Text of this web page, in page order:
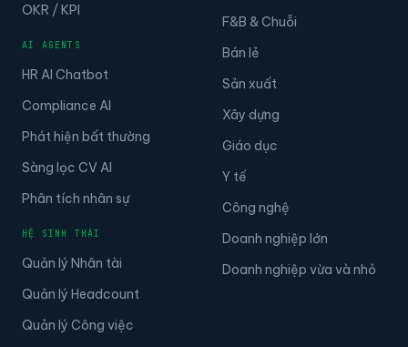
OKR / KPI
AI AGENTS
HR AI Chatbot
Compliance AI
Phát hiện bất thường
Sàng lọc CV AI
Phân tích nhân sự
HỆ SINH THÁI
Quản lý Nhân tài
Quản lý Headcount
Quản lý Công việc
F&B & Chuỗi
Bán lẻ
Sản xuất
Xây dựng
Giáo dục
Y tế
Công nghệ
Doanh nghiệp lớn
Doanh nghiệp vừa và nhỏ